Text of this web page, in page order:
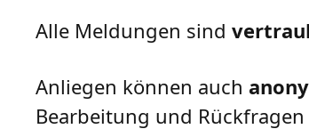
Alle Meldungen sind
Anliegen können auch
Bearbeitung und